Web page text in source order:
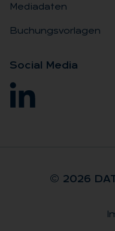
Mediadaten
Buchungsvorlagen
So­ci­al Me­dia
© 2026